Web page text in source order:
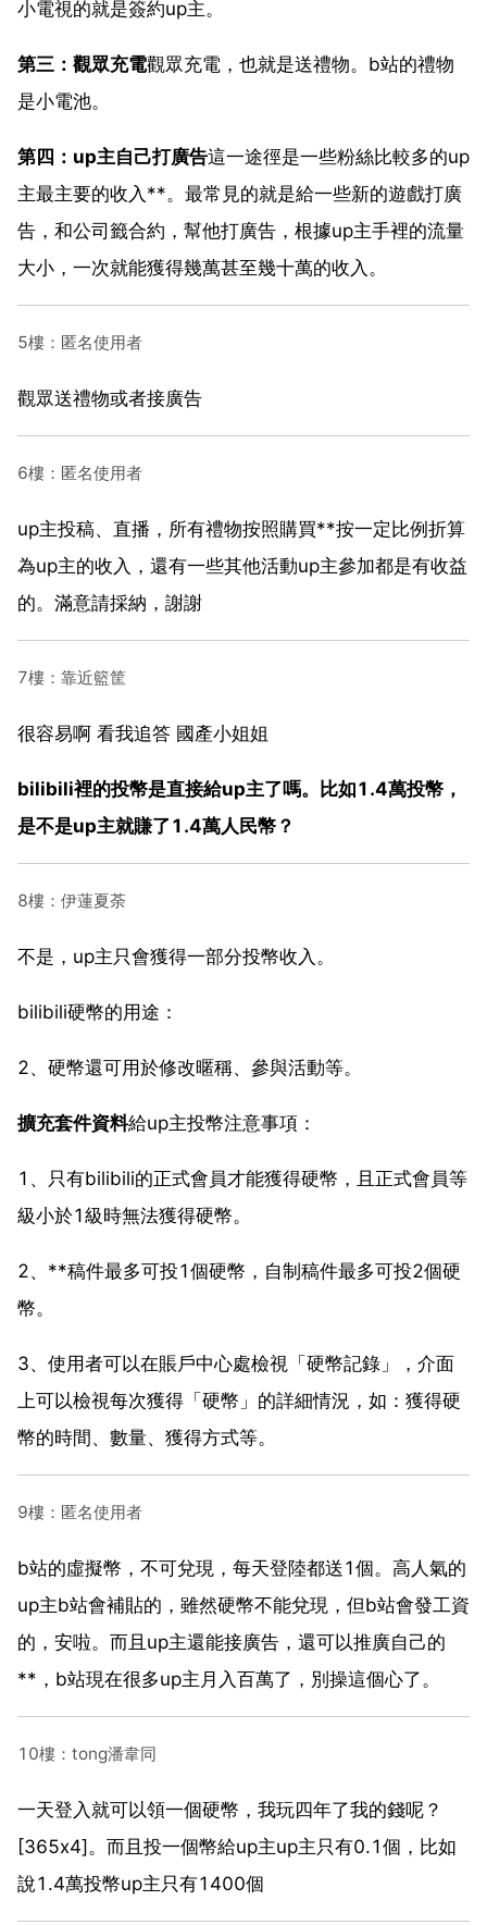
小電視的就是簽約up主。
第三：觀眾充電觀眾充電，也就是送禮物。b站的禮物
是小電池。
第四：up主自己打廣告這一途徑是一些粉絲比較多的up
主最主要的收入**。最常見的就是給一些新的遊戲打廣
告，和公司籤合約，幫他打廣告，根據up主手裡的流量
大小，一次就能獲得幾萬甚至幾十萬的收入。
5樓：匿名使用者
觀眾送禮物或者接廣告
6樓：匿名使用者
up主投稿、直播，所有禮物按照購買**按一定比例折算
為up主的收入，還有一些其他活動up主參加都是有收益
的。滿意請採納，謝謝
7樓：靠近籃筐
很容易啊 看我追答 國產小姐姐
bilibili裡的投幣是直接給up主了嗎。比如1.4萬投幣，
是不是up主就賺了1.4萬人民幣？
8樓：伊蓮夏荼
不是，up主只會獲得一部分投幣收入。
bilibili硬幣的用途：
2、硬幣還可用於修改暱稱、參與活動等。
擴充套件資料給up主投幣注意事項：
1、只有bilibili的正式會員才能獲得硬幣，且正式會員等
級小於1級時無法獲得硬幣。
2、**稿件最多可投1個硬幣，自制稿件最多可投2個硬
幣。
3、使用者可以在賬戶中心處檢視「硬幣記錄」，介面
上可以檢視每次獲得「硬幣」的詳細情況，如：獲得硬
幣的時間、數量、獲得方式等。
9樓：匿名使用者
b站的虛擬幣，不可兌現，每天登陸都送1個。高人氣的
up主b站會補貼的，雖然硬幣不能兌現，但b站會發工資
的，安啦。而且up主還能接廣告，還可以推廣自己的
**，b站現在很多up主月入百萬了，別操這個心了。
10樓：tong潘韋同
一天登入就可以領一個硬幣，我玩四年了我的錢呢？
[365x4]。而且投一個幣給up主up主只有0.1個，比如
說1.4萬投幣up主只有1400個